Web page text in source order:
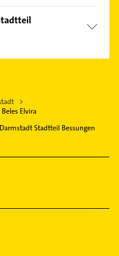
Beles Elvira
Darmstadt Stadtteil Bessungen